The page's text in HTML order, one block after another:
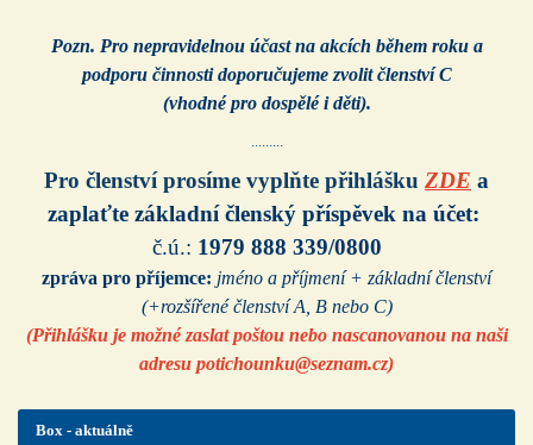
Pozn. Pro nepravidelnou účast na akcích během roku a
podporu činnosti doporučujeme zvolit členství C
(vhodné pro dospělé i děti).
.........
Pro členství prosíme vyplňte přihlášku ZDE a
zaplaťte základní členský příspěvek na účet:
č.ú.: 1979 888 339/0800
zpráva pro příjemce: jméno a příjmení + základní členství
(+rozšířené členství A, B nebo C)
(Přihlášku je možné zaslat poštou nebo nascanovanou na naši
adresu potichounku@seznam.cz)
Box - aktuálně